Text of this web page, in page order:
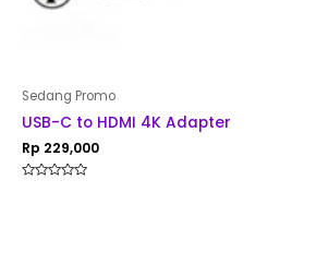
Sedang Promo
USB-C to HDMI 4K Adapter
Rp 229,000